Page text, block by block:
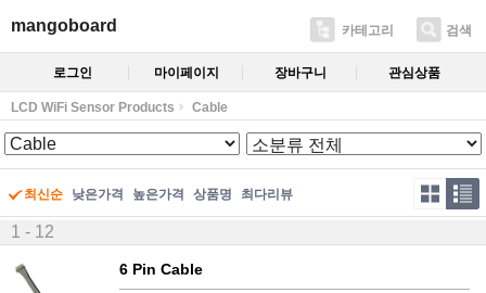
mangoboard 카테고리 검색
로그인 마이페이지 장바구니 관심상품
LCD WiFi Sensor Products Cable
최신순 낮은가격 높은가격 상품명 최다리뷰
1 - 12
6 Pin Cable